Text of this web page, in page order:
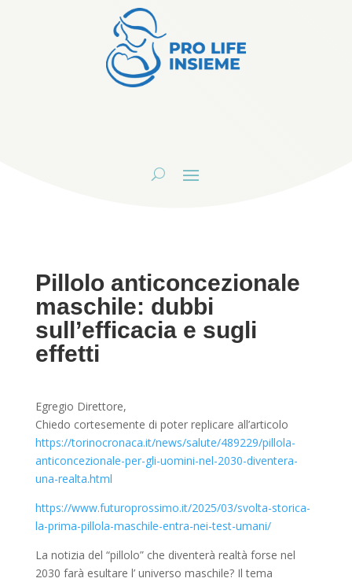
Pillolo anticoncezionale
maschile: dubbi
sull’efficacia e sugli
effetti
Egregio Direttore,
Chiedo cortesemente di poter replicare all’articolo
https://torinocronaca.it/news/salute/489229/pillola-
anticoncezionale-per-gli-uomini-nel-2030-diventera-
una-realta.html
https://www.futuroprossimo.it/2025/03/svolta-storica-
la-prima-pillola-maschile-entra-nei-test-umani/
La notizia del “pillolo” che diventerà realtà forse nel
2030 farà esultare l’ universo maschile? Il tema